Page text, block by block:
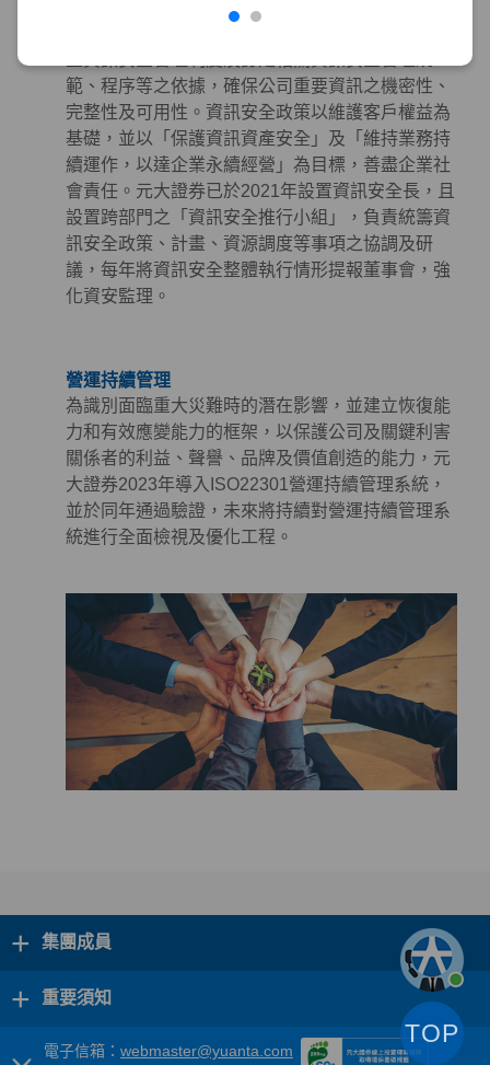
董事會為元大證券資訊安全管理之最高決策單位，
範、程序等之依據，確保公司重要資訊之機密性、
完整性及可用性。資訊安全政策以維護客戶權益為
基礎，並以「保護資訊資產安全」及「維持業務持
續運作，以達企業永續經營」為目標，善盡企業社
會責任。元大證券已於2021年設置資訊安全長，且
設置跨部門之「資訊安全推行小組」，負責統籌資
訊安全政策、計畫、資源調度等事項之協調及研
議，每年將資訊安全整體執行情形提報董事會，強
化資安監理。
營運持續管理
為識別面臨重大災難時的潛在影響，並建立恢復能
力和有效應變能力的框架，以保護公司及關鍵利害
關係者的利益、聲譽、品牌及價值創造的能力，元
大證券2023年導入ISO22301營運持續管理系統，
並於同年通過驗證，未來將持續對營運持續管理系
統進行全面檢視及優化工程。
+ 集團成員
+ 重要須知
電子信箱： webmaster@yuanta.com
TOP